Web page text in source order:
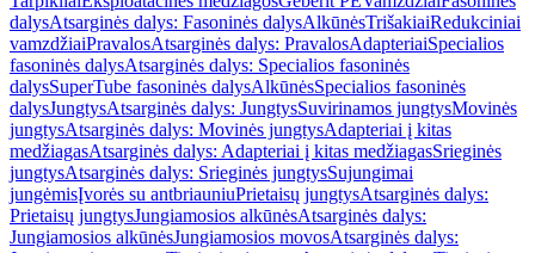
dalysAtsarginės dalys: Fasoninės dalysAlkūnėsTrišakiaiRedukciniai
vamzdžiaiPravalosAtsarginės dalys: PravalosAdapteriaiSpecialios
fasoninės dalysAtsarginės dalys: Specialios fasoninės
dalysSuperTube fasoninės dalysAlkūnėsSpecialios fasoninės
dalysJungtysAtsarginės dalys: JungtysSuvirinamos jungtysMovinės
jungtysAtsarginės dalys: Movinės jungtysAdapteriai į kitas
medžiagasAtsarginės dalys: Adapteriai į kitas medžiagasSrieginės
jungtysAtsarginės dalys: Srieginės jungtysSujungimai
jungėmisĮvorės su antbriauniuPrietaisų jungtysAtsarginės dalys:
Prietaisų jungtysJungiamosios alkūnėsAtsarginės dalys:
Jungiamosios alkūnėsJungiamosios movosAtsarginės dalys: